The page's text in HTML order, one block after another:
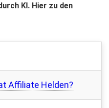
KI. Hier zu den
Affiliate Helden?